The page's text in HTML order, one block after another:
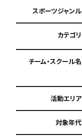
スポーツジャンル
カテゴリ
チーム・スクール名
活動エリア
対象年代